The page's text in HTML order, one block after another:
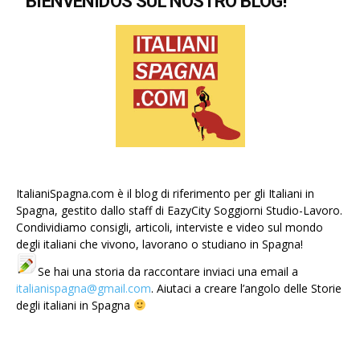
ItalianiSpagna.com è il blog di riferimento per gli Italiani in
Spagna, gestito dallo staff di EazyCity Soggiorni Studio-Lavoro.
Condividiamo consigli, articoli, interviste e video sul mondo
degli italiani che vivono, lavorano o studiano in Spagna!
Se hai una storia da raccontare inviaci una email a
italianispagna@gmail.com. Aiutaci a creare l’angolo delle Storie
degli italiani in Spagna